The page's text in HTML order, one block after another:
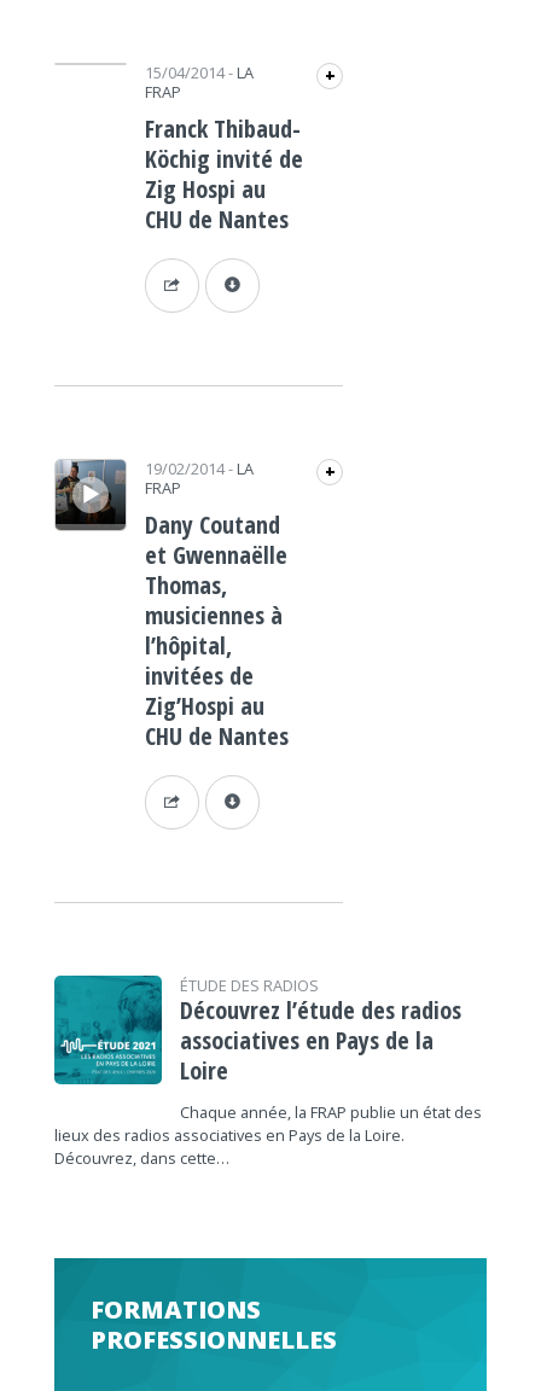
Lecteur audio 15/04/2014- LA
FRAP
+
Franck Thibaud-
Köchig invité de
Zig Hospi au
CHU de Nantes
Lecteur audio 19/02/2014- LA
FRAP
+
Dany Coutand
et Gwennaëlle
Thomas,
musiciennes à
l’hôpital,
invitées de
Zig’Hospi au
CHU de Nantes
ÉTUDE DES RADIOS
Découvrez l’étude des radios
associatives en Pays de la
Loire
Chaque année, la FRAP publie un état des
lieux des radios associatives en Pays de la Loire.
Découvrez, dans cette…
FORMATIONS
PROFESSIONNELLES